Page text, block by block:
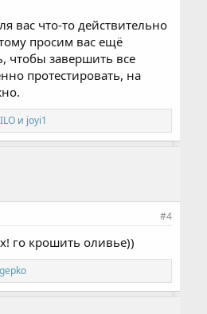
вас что-то действительно
просим вас ещё
чтобы завершить все
протестировать, на
и joyi1
#4
го крошить оливье))